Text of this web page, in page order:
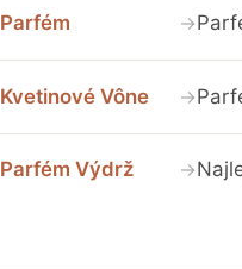
Parfém →
Kvetinové Vône →
Parfém Výdrž →